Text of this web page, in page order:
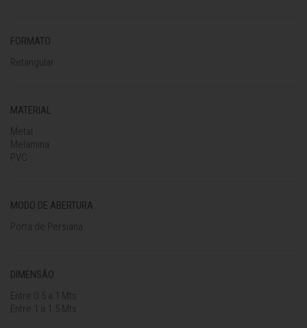
FORMATO
Retangular
MATERIAL
Metal
Melamina
PVC
MODO DE ABERTURA
Porta de Persiana
DIMENSÃO
Entre 0.5 a 1 Mts
Entre 1 a 1.5 Mts